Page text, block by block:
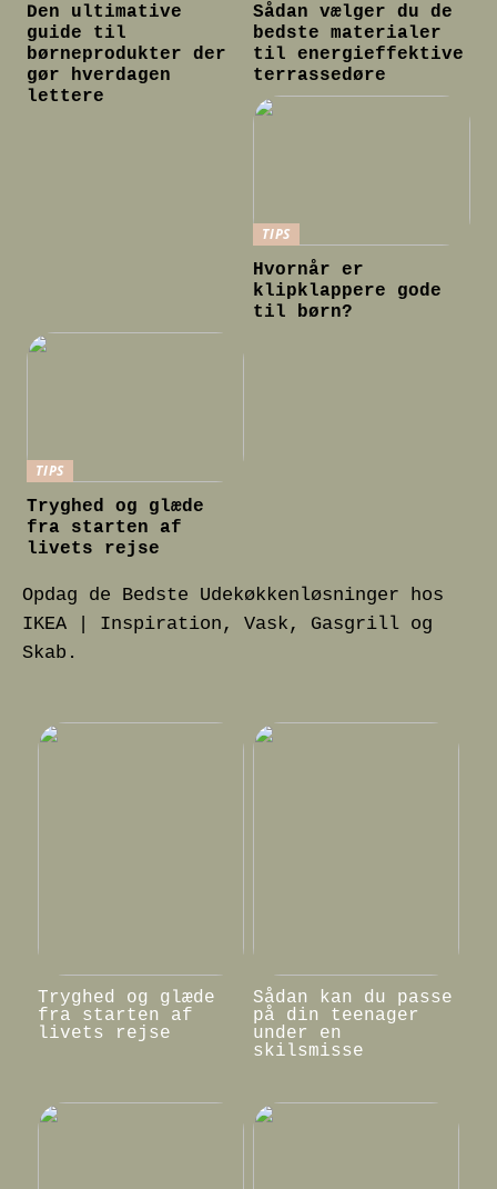
Den ultimative
guide til
børneprodukter der
gør hverdagen
lettere
Sådan vælger du de
bedste materialer
til energieffektive
terrassedøre
TIPS
Hvornår er
klipklappere gode
til børn?
TIPS
Tryghed og glæde
fra starten af
livets rejse
Opdag de Bedste Udekøkkenløsninger hos
IKEA | Inspiration, Vask, Gasgrill og
Skab.
Tryghed og glæde
fra starten af
livets rejse
Sådan kan du passe
på din teenager
under en
skilsmisse